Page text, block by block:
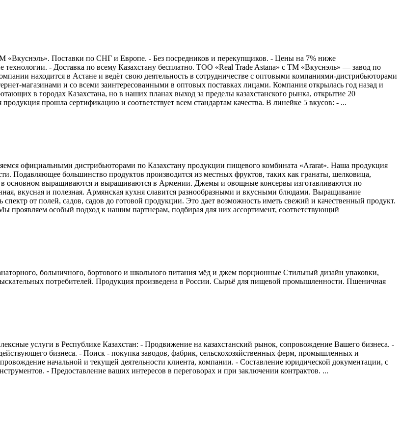
«Вкуснэль». Поставки по СНГ и Европе. - Без посредников и перекупщиков. - Цены на 7% ниже
- Доставка по всему Казахстану бесплатно. ТОО «Real Trade Astana» с ТМ «Вкуснэль» — завод по
находится в Астане и ведёт свою деятельность в сотрудничестве с оптовыми компаниями-дистрибьюторами
магазинами и со всеми заинтересованными в оптовых поставках лицами. Компания открылась год назад и
в городах Казахстана, но в наших планах выход за пределы казахстанского рынка, открытие 20
прошла сертификацию и соответствует всем стандартам качества. В линейке 5 вкусов: - ...
официальными дистрибьюторами по Казахстану продукции пищевого комбината «Аrarat». Наша продукция
Подавляющее большинство продуктов производится из местных фруктов, таких как гранаты, шелковица,
основном выращиваются и выращиваются в Армении. Джемы и овощные консервы изготавливаются по
вкусная и полезная. Армянская кухня славится разнообразными и вкусными блюдами. Выращивание
от полей, садов, садов до готовой продукции. Это дает возможность иметь свежий и качественный продукт.
особый подход к нашим партнерам, подбирая для них ассортимент, соответствующий
больничного, бортового и школьного питания мёд и джем порционные Стильный дизайн упаковки,
потребителей. Продукция произведена в России. Сырьё для пищевой промышленности. Пшеничная
услуги в Республике Казахстан: - Продвижение на казахстанский рынок, сопровождение Вашего бизнеса. -
бизнеса. - Поиск - покупка заводов, фабрик, сельскохозяйственных ферм, промышленных и
начальной и текущей деятельности клиента, компании. - Составление юридической документации, с
- Предоставление ваших интересов в переговорах и при заключении контрактов. ...